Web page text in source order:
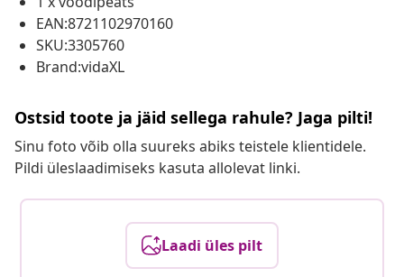
EAN:8721102970160
SKU:3305760
Brand:vidaXL
Ostsid toote ja jäid sellega rahule? Jaga pilti!
Sinu foto võib olla suureks abiks teistele klientidele.
Pildi üleslaadimiseks kasuta allolevat linki.
Laadi üles pilt